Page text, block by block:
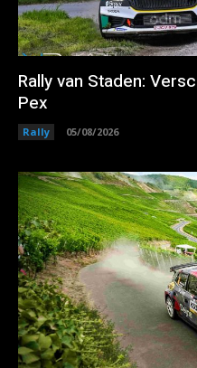
Rally van Staden:
Pex
Rally 05/08/2026